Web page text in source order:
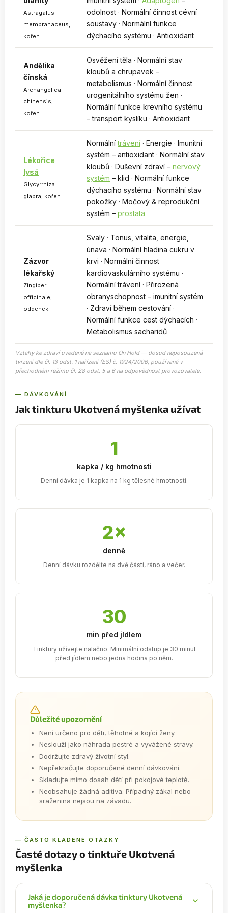
Astragalus
membranaceus,
kořen
odolnost · Normální činnost cévní
soustavy · Normální funkce
dýchacího systému · Antioxidant
Andělika
čínská
Archangelica
chinensis,
kořen
Osvěžení těla · Normální stav
kloubů a chrupavek –
metabolismus · Normální činnost
urogenitálního systému žen ·
Normální funkce krevního systému
– transport kyslíku · Antioxidant
Lékořice
lysá
Glycyrrhiza
glabra, kořen
Normálnítrávení · Energie · Imunitní
systém – antioxidant · Normální stav
kloubů · Duševní zdraví – nervový
systém – klid · Normální funkce
dýchacího systému · Normální stav
pokožky · Močový & reprodukční
systém – prostata
Zázvor
lékařský
Zingiber
officinale,
oddenek
Svaly · Tonus, vitalita, energie,
únava · Normální hladina cukru v
krvi · Normální činnost
kardiovaskulárního systému ·
Normální trávení · Přirozená
obranyschopnost – imunitní systém
· Zdraví během cestování ·
Normální funkce cest dýchacích ·
Metabolismus sacharidů
Vztahy ke zdraví uvedené na seznamu On Hold — dosud neposouzená
tvrzení dle čl. 13 odst. 1 nařízení (ES) č. 1924/2006, používaná v
přechodném režimu čl. 28 odst. 5 a 6 na odpovědnost provozovatele.
— DÁVKOVÁNÍ
Jak tinkturu Ukotvená myšlenka užívat
1
kapka / kg hmotnosti
Denní dávka je 1 kapka na 1 kg tělesné hmotnosti.
2×
denně
Denní dávku rozdělte na dvě části, ráno a večer.
30
min před jídlem
Tinktury užívejte nalačno. Minimální odstup je 30 minut
před jídlem nebo jedna hodina po něm.
Důležité upozornění
Není určeno pro děti, těhotné a kojící ženy.
Neslouží jako náhrada pestré a vyvážené stravy.
Dodržujte zdravý životní styl.
Nepřekračujte doporučené denní dávkování.
Skladujte mimo dosah dětí při pokojové teplotě.
Neobsahuje žádná aditiva. Případný zákal nebo
sraženina nejsou na závadu.
— ČASTO KLADENÉ OTÁZKY
Časté dotazy o tinktuře Ukotvená
myšlenka
Jaká je doporučená dávka tinktury Ukotvená
myšlenka?